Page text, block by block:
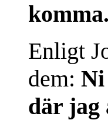
Enligt
dem: Ni
där jag